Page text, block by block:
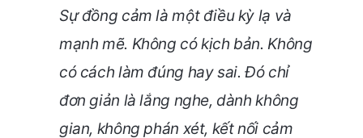
Sự đồng cảm là một điều kỳ lạ và
mạnh mẽ. Không có kịch bản. Không
có cách làm đúng hay sai. Đó chỉ
đơn giản là lắng nghe, dành không
gian, không phán xét, kết nối cảm